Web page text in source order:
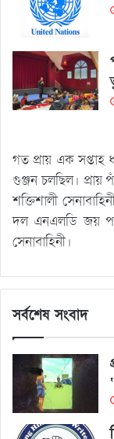
গত প্রায় এক সপ্তাহ
গুঞ্জন চলছিল। প্রায়
শক্তিশালী
দল এনএলডি জয়
সেনাবাহিনী।
সর্বশেষ সংবাদ